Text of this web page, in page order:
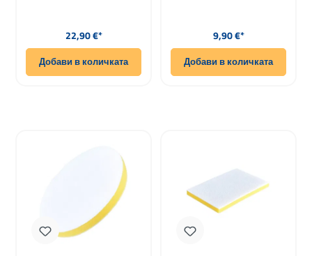
Редовна цена:
22,90 €*
Добави в количката
Редовна цена:
9,90 €*
Добави в количката